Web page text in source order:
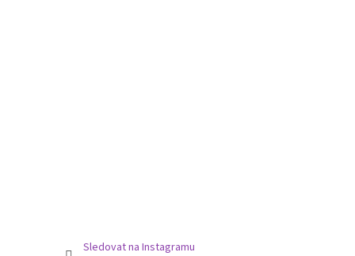
Sledovat na Instagramu